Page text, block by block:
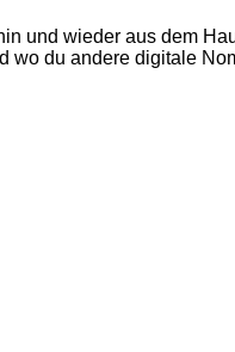
und wieder aus dem
wo du andere digitale